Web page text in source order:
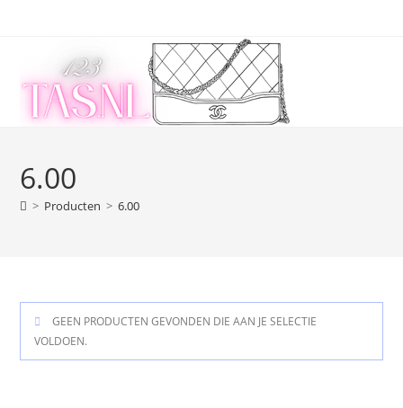
6.00
> Producten > 6.00
GEEN PRODUCTEN GEVONDEN DIE AAN JE SELECTIE
VOLDOEN.